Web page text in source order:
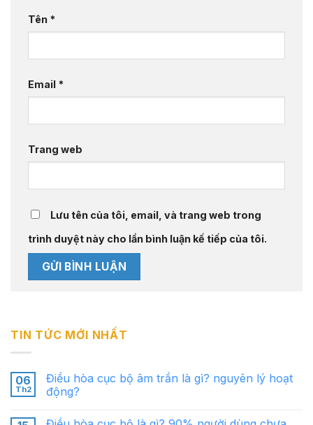
Tên *
Email *
Trang web
Lưu tên của tôi, email, và trang web trong
trình duyệt này cho lần bình luận kế tiếp của tôi.
TIN TỨC MỚI NHẤT
06
Th2
Điều hòa cục bộ âm trần là gì? nguyên lý hoạt
động?